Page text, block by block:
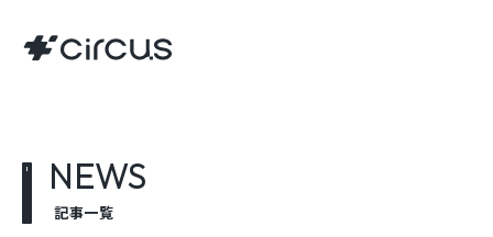
NEWS
記事一覧